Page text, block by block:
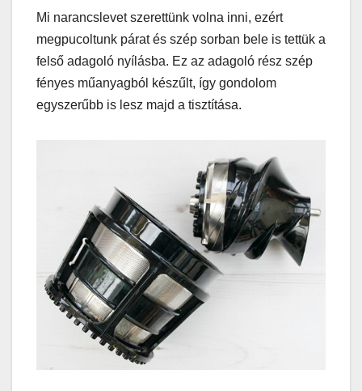
Mi narancslevet szerettünk volna inni, ezért
megpucoltunk párat és szép sorban bele is tettük a
felső adagoló nyílásba. Ez az adagoló rész szép
fényes műanyagból készűlt, így gondolom
egyszerűbb is lesz majd a tisztítása.